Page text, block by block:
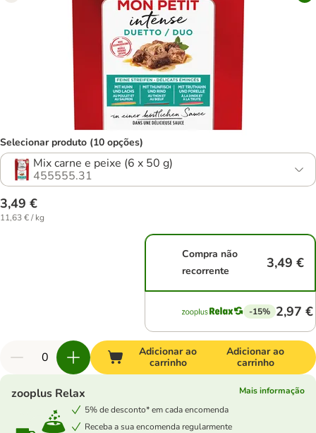
Selecionar produto (10 opções)
Mix carne e peixe (6 x 50 g)
455555.31
3,49 €
11,63 € / kg
Compra não
recorrente
3,49 €
-15% 2,97 €
Adicionar ao
carrinho
Adicionar ao
carrinho
zooplus Relax
Mais informação
5% de desconto* em cada encomenda
Receba a sua encomenda regularmente